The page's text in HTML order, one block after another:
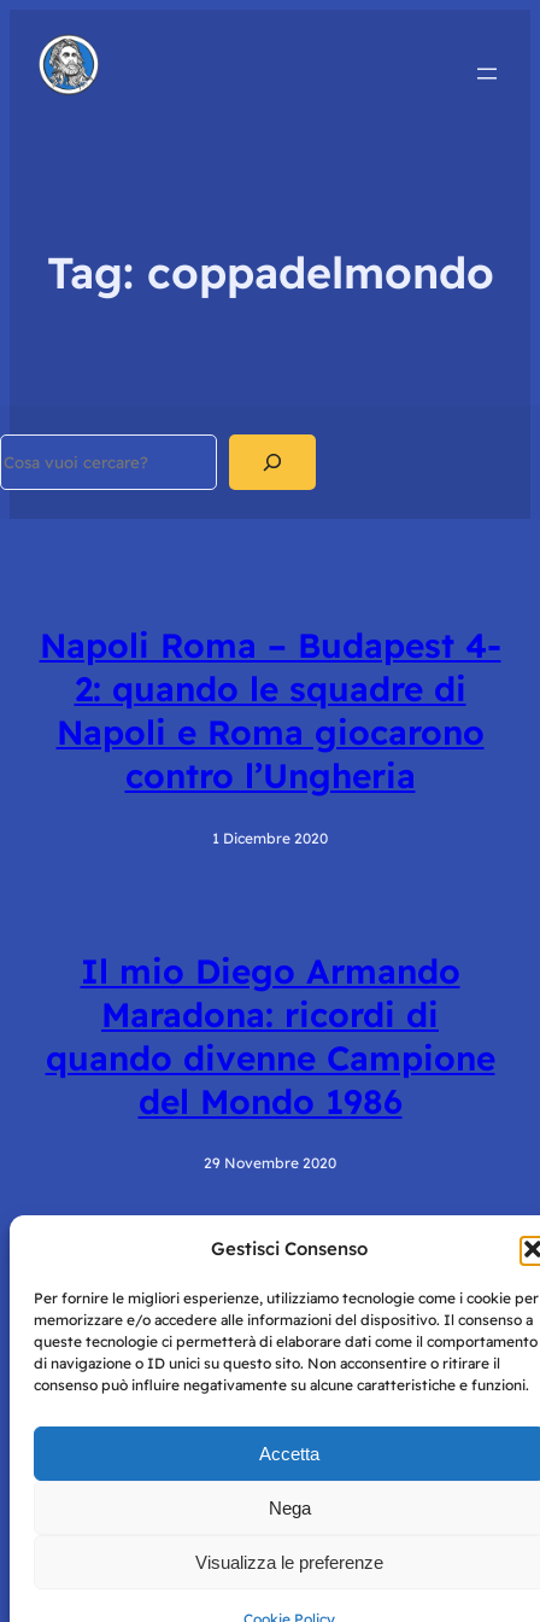
Gestisci Consenso
Per fornire le migliori esperienze, utilizziamo tecnologie come i cookie per
memorizzare e/o accedere alle informazioni del dispositivo. Il consenso a
queste tecnologie ci permetterà di elaborare dati come il comportamento
di navigazione o ID unici su questo sito. Non acconsentire o ritirare il
consenso può influire negativamente su alcune caratteristiche e funzioni.
Accetta
Nega
Visualizza le preferenze
Tag: coppadelmondo
Napoli Roma – Budapest 4-
2: quando le squadre di
Napoli e Roma giocarono
contro l’Ungheria
1 Dicembre 2020
Il mio Diego Armando
Maradona: ricordi di
quando divenne Campione
del Mondo 1986
29 Novembre 2020
Storie di Napoli è una testata registrata presso il tribunale di
per mero scopo didattico e informativo.
Tutti i diritti riservati, ogni tentativo di copia sarà
perseguito secondo i termini di legge. Si nega l’utilizzo delle
Policy